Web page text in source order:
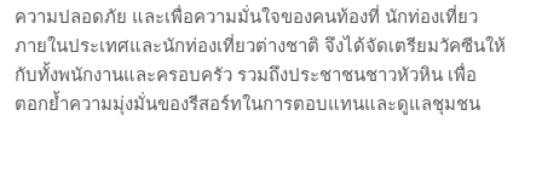
ความปลอดภัย และเพื่อความมั่นใจของคนท้องที่ นักท่องเที่ยว
ภายในประเทศและนักท่องเที่ยวต่างชาติ จึงได้จัดเตรียมวัคซีนให้
กับทั้งพนักงานและครอบครัว รวมถึงประชาชนชาวหัวหิน เพื่อ
ตอกย้ำความมุ่งมั่นของรีสอร์ทในการตอบแทนและดูแลชุมชน